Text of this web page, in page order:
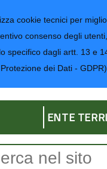
cookie tecnici per
consenso degli
specifico dagli artt. 13 e
dei Dati -
di
ENTE